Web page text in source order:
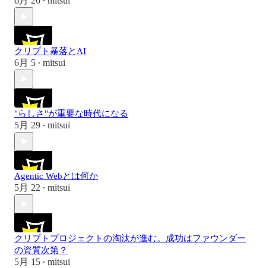
クリプト暴落とAI
6月 5 • mitsui
"らしさ"が重要な時代になる
5月 29 • mitsui
Agentic Webとは何か
5月 22 • mitsui
クリプトプロジェクトの淘汰が進む。成功はファウンダー
の資質次第？
5月 15 • mitsui